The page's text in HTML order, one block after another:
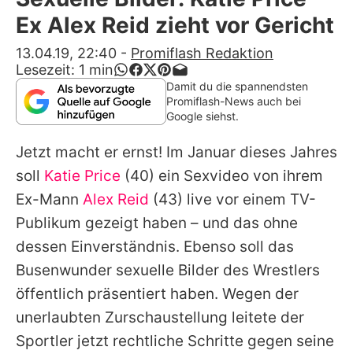
Alle Themen auf Promiflash
App runterladen
Team
Redaktionelle Richtlinien
Impressum
Nutzungsbedingungen
Utiq verwalten
Ex Alex Reid zieht vor Gericht
13.04.19, 22:40 - Promiflash Redaktion
Lesezeit: 1 min
Damit du die spannendsten
Promiflash-News auch bei
Google siehst.
Jetzt macht er ernst! Im Januar dieses Jahres
soll Katie Price (40) ein Sexvideo von ihrem
Ex-Mann Alex Reid (43) live vor einem TV-
Publikum gezeigt haben – und das ohne
dessen Einverständnis. Ebenso soll das
Busenwunder sexuelle Bilder des Wrestlers
öffentlich präsentiert haben. Wegen der
unerlaubten Zurschaustellung leitete der
Sportler jetzt rechtliche Schritte gegen seine